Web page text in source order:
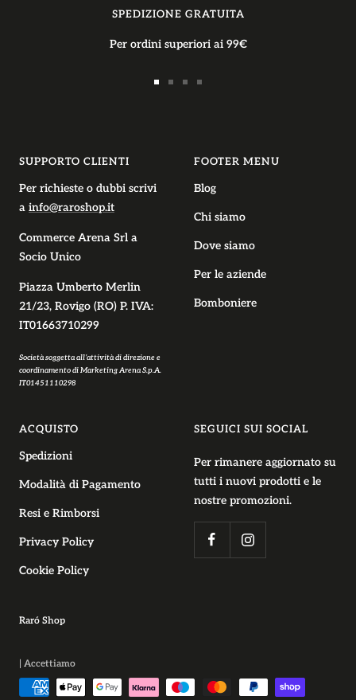
SPEDIZIONE GRATUITA
Per ordini superiori ai 99€
SUPPORTO CLIENTI
Per richieste o dubbi scrivi
a info@raroshop.it
Commerce Arena Srl a
Socio Unico
Piazza Umberto Merlin
21/23, Rovigo (RO) P. IVA:
IT01663710299
Società soggetta all’attività di direzione e
coordinamento di Marketing Arena S.p.A.
IT01451110298
FOOTER MENU
Blog
Chi siamo
Dove siamo
Per le aziende
Bomboniere
ACQUISTO
Spedizioni
Modalità di Pagamento
Resi e Rimborsi
Privacy Policy
Cookie Policy
SEGUICI SUI SOCIAL
Per rimanere aggiornato su
tutti i nuovi prodotti e le
nostre promozioni.
Raró Shop
| Accettiamo